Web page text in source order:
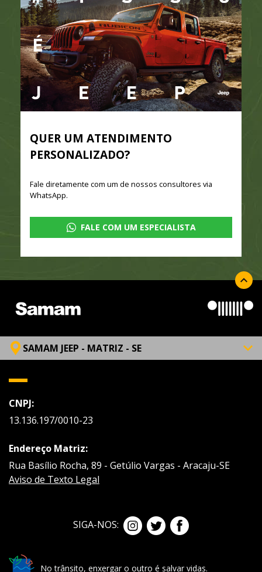
QUER UM ATENDIMENTO
PERSONALIZADO?
Fale diretamente com um de nossos consultores via
WhatsApp.
FALE COM UM ESPECIALISTA
SAMAM JEEP - MATRIZ - SE
CNPJ:
13.136.197/0010-23
Endereço Matriz:
Rua Basílio Rocha, 89 - Getúlio Vargas - Aracaju-SE
Aviso de Texto Legal
SIGA-NOS:
No trânsito, enxergar o outro é salvar vidas.